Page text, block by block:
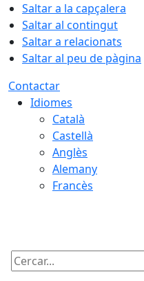
Saltar a la capçalera
Saltar al contingut
Saltar a relacionats
Saltar al peu de pàgina
Contactar
Idiomes
Català
Castellà
Anglès
Alemany
Francès
Cercar: